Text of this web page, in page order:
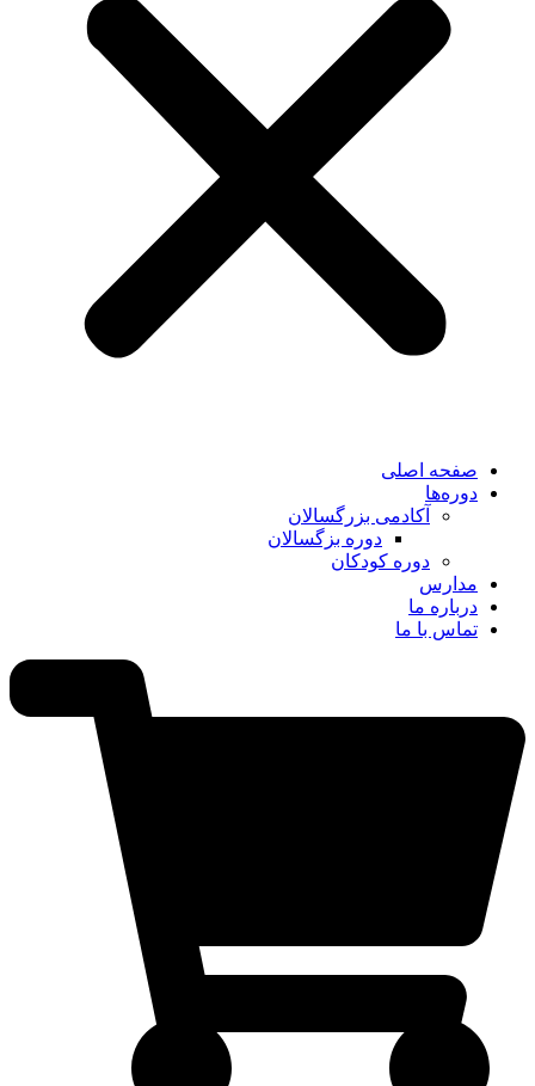
صفحه اصلی
دوره‌ها
آکادمی بزرگسالان
دوره بزگسالان
دوره کودکان
مدارس
درباره ما
تماس با ما